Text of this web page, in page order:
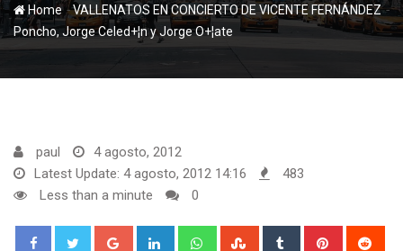
Home-VALLENATOS EN CONCIERTO DE VICENTE FERNÁNDEZ-
Poncho, Jorge Celed+¦n y Jorge O+¦ate
paul
4 agosto, 2012
Latest Update: 4 agosto, 2012 14:16
483
Less than a minute
0
Google+ LinkedIn WhatsappStumbleUpon
Tumblr Pinterest